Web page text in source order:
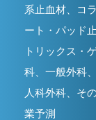
系止血材、コ
ート・パッド
トリックス・
科、一般外科
人科外科、そ
業予測